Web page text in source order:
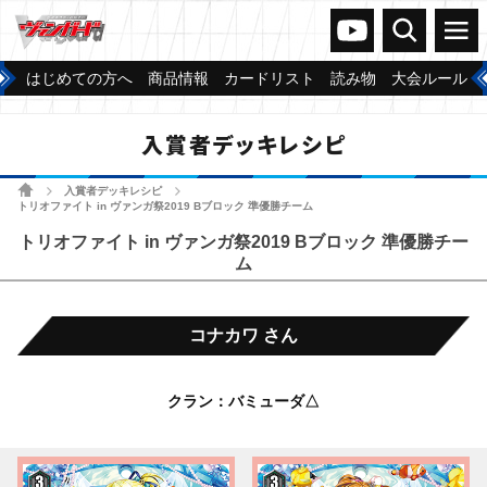
ヴァンガードch
検索 メニュー
はじめての方へ 商品情報 カードリスト 読み物 大会ルール
入賞者デッキレシピ
ホーム 入賞者デッキレシピ
トリオファイト in ヴァンガ祭2019 Bブロック 準優勝チーム
トリオファイト in ヴァンガ祭2019 Bブロック 準優勝チー
ム
コナカワ さん
クラン：バミューダ△